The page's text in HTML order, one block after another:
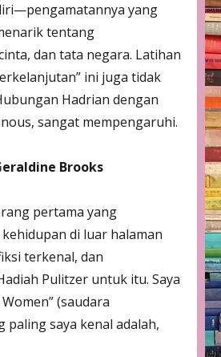
yang
tentang
dan tata negara. Latihan
ini juga tidak
Hadrian dengan
sangat mempengaruhi.
Brooks
pertama yang
di luar halaman
terkenal, dan
Pulitzer untuk itu. Saya
(saudara
paling saya kenal adalah,